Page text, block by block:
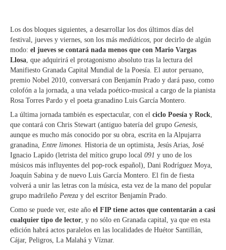
Los dos bloques siguientes, a desarrollar los dos últimos días del
festival, jueves y viernes, son los más mediáticos, por decirlo de algún
modo: el jueves se contará nada menos que con Mario Vargas
Llosa, que adquirirá el protagonismo absoluto tras la lectura del
Manifiesto Granada Capital Mundial de la Poesía. El autor peruano,
premio Nobel 2010, conversará con Benjamín Prado y dará paso, como
colofón a la jornada, a una velada poético-musical a cargo de la pianista
Rosa Torres Pardo y el poeta granadino Luis García Montero.
La última jornada también es espectacular, con el ciclo Poesía y Rock,
que contará con Chris Stewart (antiguo batería del grupo Genesis,
aunque es mucho más conocido por su obra, escrita en la Alpujarra
granadina, Entre limones. Historia de un optimista, Jesús Arias, José
Ignacio Lapido (letrista del mítico grupo local 091 y uno de los
músicos más influyentes del pop-rock español), Dani Rodríguez Moya,
Joaquín Sabina y de nuevo Luis García Montero. El fin de fiesta
volverá a unir las letras con la música, esta vez de la mano del popular
grupo madrileño Pereza y del escritor Benjamín Prado.
Como se puede ver, este año el FIP tiene actos que contentarán a casi
cualquier tipo de lector, y no sólo en Granada capital, ya que en esta
edición habrá actos paralelos en las localidades de Huétor Santillán,
Cájar, Peligros, La Malahá y Víznar.